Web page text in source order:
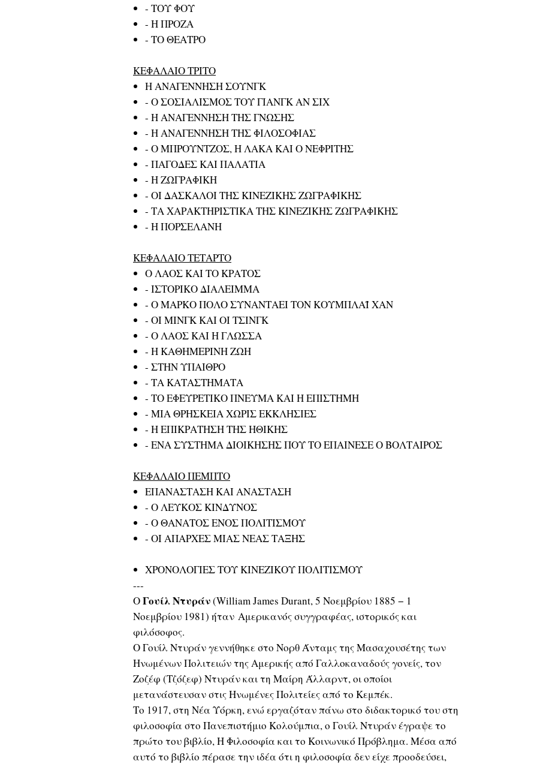
- ΤΟΥ ΦΟΥ
- Η ΠΡΟΖΑ
- ΤΟ ΘΕΑΤΡΟ
ΚΕΦΑΛΑΙΟ ΤΡΙΤΟ
Η ΑΝΑΓΕΝΝΗΣΗ ΣΟΥΝΓΚ
- Ο ΣΟΣΙΑΛΙΣΜΟΣ ΤΟΥ ΓΙΑΝΓΚ ΑΝ ΣΙΧ
- Η ΑΝΑΓΕΝΝΗΣΗ ΤΗΣ ΓΝΩΣΗΣ
- Η ΑΝΑΓΕΝΝΗΣΗ ΤΗΣ ΦΙΛΟΣΟΦΙΑΣ
- Ο ΜΠΡΟΥΝΤΖΟΣ, Η ΛΑΚΑ ΚΑΙ Ο ΝΕΦΡΙΤΗΣ
- ΠΑΓΟΔΕΣ ΚΑΙ ΠΑΛΑΤΙΑ
- Η ΖΩΓΡΑΦΙΚΗ
- ΟΙ ΔΑΣΚΑΛΟΙ ΤΗΣ ΚΙΝΕΖΙΚΗΣ ΖΩΓΡΑΦΙΚΗΣ
- ΤΑ ΧΑΡΑΚΤΗΡΙΣΤΙΚΑ ΤΗΣ ΚΙΝΕΖΙΚΗΣ ΖΩΓΡΑΦΙΚΗΣ
- Η ΠΟΡΣΕΛΑΝΗ
ΚΕΦΑΛΑΙΟ ΤΕΤΑΡΤΟ
Ο ΛΑΟΣ ΚΑΙ ΤΟ ΚΡΑΤΟΣ
- ΙΣΤΟΡΙΚΟ ΔΙΑΛΕΙΜΜΑ
- Ο ΜΑΡΚΟ ΠΟΛΟ ΣΥΝΑΝΤΑΕΙ ΤΟΝ ΚΟΥΜΠΛΑΪ ΧΑΝ
- ΟΙ ΜΙΝΓΚ ΚΑΙ ΟΙ ΤΣΙΝΓΚ
- Ο ΛΑΟΣ ΚΑΙ Η ΓΛΩΣΣΑ
- Η ΚΑΘΗΜΕΡΙΝΗ ΖΩΗ
- ΣΤΗΝ ΥΠΑΙΘΡΟ
- ΤΑ ΚΑΤΑΣΤΗΜΑΤΑ
- ΤΟ ΕΦΕΥΡΕΤΙΚΟ ΠΝΕΥΜΑ ΚΑΙ Η ΕΠΙΣΤΗΜΗ
- ΜΙΑ ΘΡΗΣΚΕΙΑ ΧΩΡΙΣ ΕΚΚΛΗΣΙΕΣ
- Η ΕΠΙΚΡΑΤΗΣΗ ΤΗΣ ΗΘΙΚΗΣ
- ΕΝΑ ΣΥΣΤΗΜΑ ΔΙΟΙΚΗΣΗΣ ΠΟΥ ΤΟ ΕΠΑΙΝΕΣΕ Ο ΒΟΛΤΑΙΡΟΣ
ΚΕΦΑΛΑΙΟ ΠΕΜΠΤΟ
ΕΠΑΝΑΣΤΑΣΗ ΚΑΙ ΑΝΑΣΤΑΣΗ
- Ο ΛΕΥΚΟΣ ΚΙΝΔΥΝΟΣ
- Ο ΘΑΝΑΤΟΣ ΕΝΟΣ ΠΟΛΙΤΙΣΜΟΥ
- ΟΙ ΑΠΑΡΧΕΣ ΜΙΑΣ ΝΕΑΣ ΤΑΞΗΣ
ΧΡΟΝΟΛΟΓΙΕΣ ΤΟΥ ΚΙΝΕΖΙΚΟΥ ΠΟΛΙΤΙΣΜΟΥ
---
ΟΓουίλ Ντυράν(William James Durant, 5 Νοεμβρίου 1885 − 1
Νοεμβρίου 1981) ήταν Αμερικανός συγγραφέας, ιστορικός και
φιλόσοφος.
Ο Γουίλ Ντυράν γεννήθηκε στο Νορθ Άνταμς της Μασαχουσέτης των
Ηνωμένων Πολιτειών της Αμερικής από Γαλλοκαναδούς γονείς, τον
Ζοζέφ (Τζόζεφ) Ντυράν και τη Μαίρη Άλλαρντ, οι οποίοι
μετανάστευσαν στις Ηνωμένες Πολιτείες από το Κεμπέκ.
Το 1917, στη Νέα Υόρκη, ενώ εργαζόταν πάνω στο διδακτορικό του στη
φιλοσοφία στο Πανεπιστήμιο Κολούμπια, ο Γουίλ Ντυράν έγραψε το
πρώτο του βιβλίο, Η Φιλοσοφία και το Κοινωνικό Πρόβλημα. Μέσα από
αυτό το βιβλίο πέρασε την ιδέα ότι η φιλοσοφία δεν είχε προοδεύσει,